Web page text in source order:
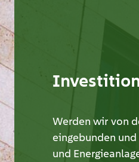
Werden wir von
eingebunden
und